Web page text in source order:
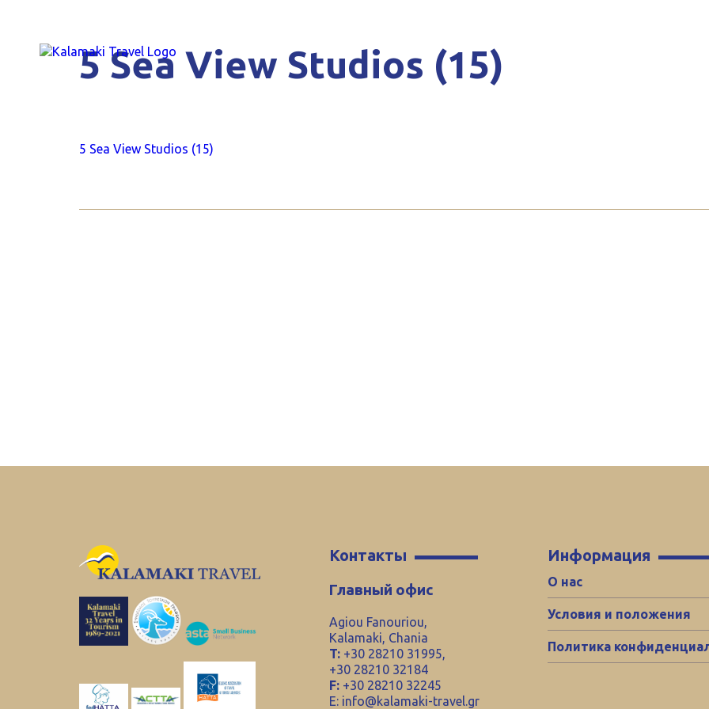
5 Sea View Studios (15)
5 Sea View Studios (15)
Контакты
Главный офис
Agiou Fanouriou,
Kalamaki, Chania
T:+30 28210 31995,
+30 28210 32184
F:+30 28210 32245
E: info@kalamaki-travel.gr
Информация
О нас
Условия и положения
Политика